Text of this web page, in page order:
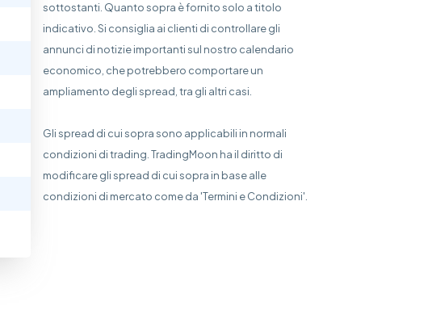
sottostanti. Quanto sopra è fornito solo a titolo
indicativo. Si consiglia ai clienti di controllare gli
annunci di notizie importanti sul nostro calendario
economico, che potrebbero comportare un
ampliamento degli spread, tra gli altri casi.
Gli spread di cui sopra sono applicabili in normali
condizioni di trading. TradingMoon ha il diritto di
modificare gli spread di cui sopra in base alle
condizioni di mercato come da 'Termini e Condizioni'.